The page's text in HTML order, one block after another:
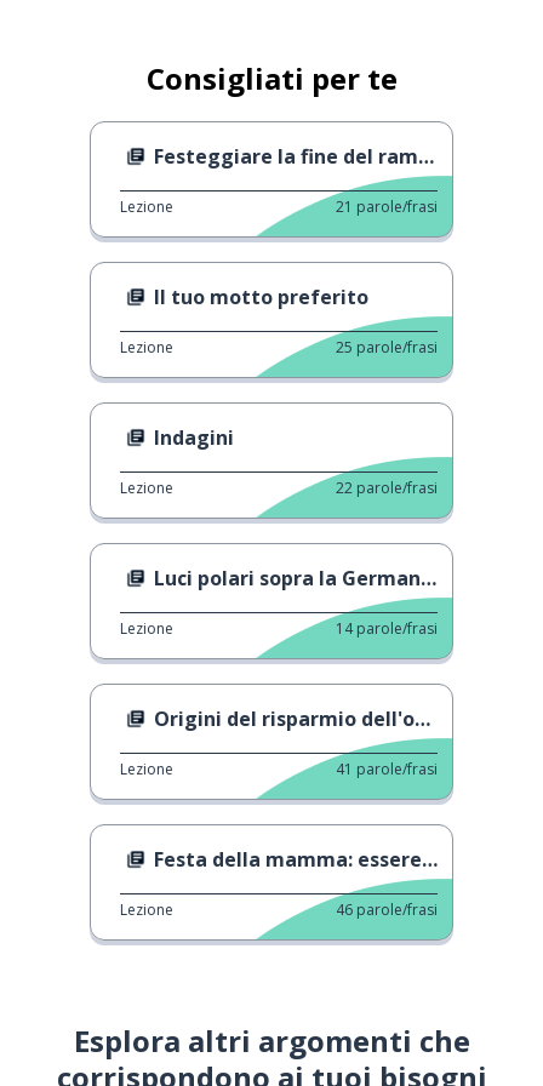
Consigliati per te
Festeggiare la fine del ramadan
Lezione 21 parole/frasi
Il tuo motto preferito
Lezione 25 parole/frasi
Indagini
Lezione 22 parole/frasi
Luci polari sopra la Germania
Lezione 14 parole/frasi
Origini del risparmio dell'ora legale
Lezione 41 parole/frasi
Festa della mamma: essere mamma
Lezione 46 parole/frasi
Esplora altri argomenti che
corrispondono ai tuoi bisogni